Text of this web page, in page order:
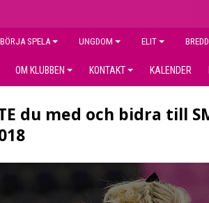
BÖRJA SPELA UNGDOM ELIT BREDD
OM KLUBBEN KONTAKT KALENDER
du med och bidra till